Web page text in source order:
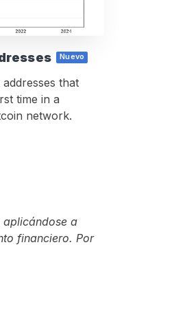
Nuevo
that
time in a
network.
aplicándose a
financiero. Por